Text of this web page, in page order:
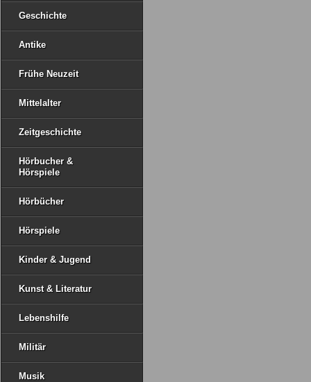
Geschichte
Antike
Frühe Neuzeit
Mittelalter
Zeitgeschichte
Hörbucher &
Hörspiele
Hörbücher
Hörspiele
Kinder & Jugend
Kunst & Literatur
Lebenshilfe
Militär
Musik